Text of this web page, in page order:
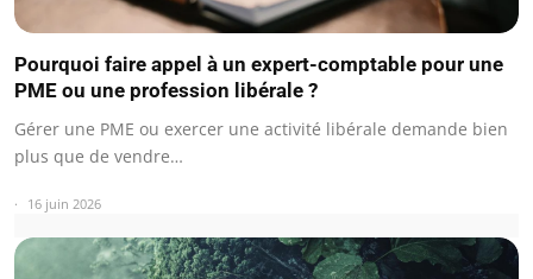
Pourquoi faire appel à un expert-comptable pour une
PME ou une profession libérale ?
Gérer une PME ou exercer une activité libérale demande bien
plus que de vendre…
16 juin 2026